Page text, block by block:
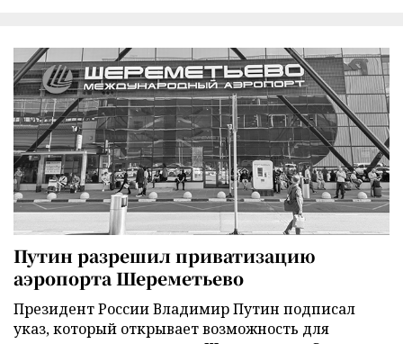
Путин разрешил приватизацию
аэропорта Шереметьево
Президент России Владимир Путин подписал
указ, который открывает возможность для